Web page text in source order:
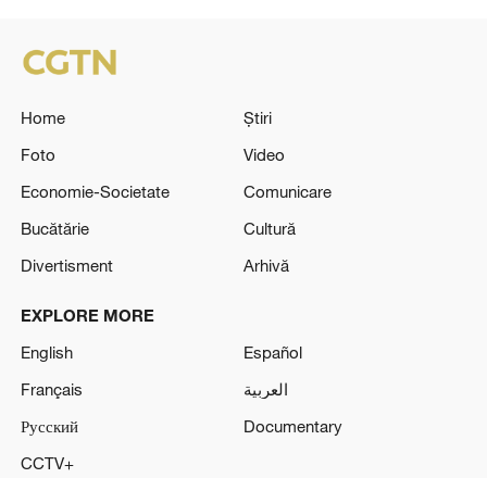
Home
Știri
Foto
Video
Economie-Societate
Comunicare
Bucătărie
Cultură
Divertisment
Arhivă
EXPLORE MORE
English
Español
Français
العربية
Русский
Documentary
CCTV+